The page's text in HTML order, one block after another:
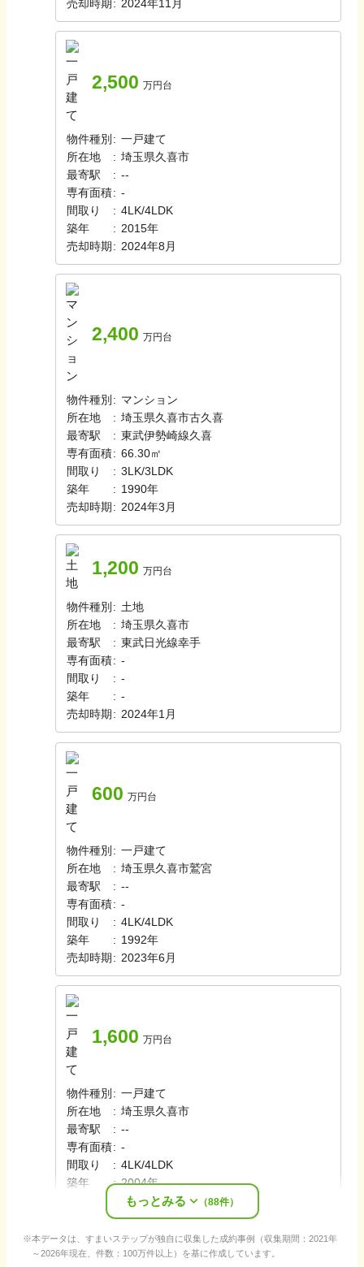
売却時期 : 2024年11月
2,500 万円台
物件種別 : 一戸建て
所在地
: 埼玉県久喜市
最寄駅
: --
専有面積: -
間取り
: 4LK/4LDK
築年
: 2015年
売却時期 : 2024年8月
2,400 万円台
物件種別 : マンション
所在地
: 埼玉県久喜市古久喜
最寄駅
: 東武伊勢崎線久喜
専有面積: 66.30㎡
間取り
: 3LK/3LDK
築年
: 1990年
売却時期 : 2024年3月
1,200 万円台
物件種別 : 土地
所在地
: 埼玉県久喜市
最寄駅
: 東武日光線幸手
専有面積: -
間取り
: -
築年
: -
売却時期 : 2024年1月
600 万円台
物件種別 : 一戸建て
所在地
: 埼玉県久喜市鷲宮
最寄駅
: --
専有面積: -
間取り
: 4LK/4LDK
築年
: 1992年
売却時期 : 2023年6月
1,600 万円台
物件種別 : 一戸建て
所在地
: 埼玉県久喜市
最寄駅
: --
専有面積: -
間取り
: 4LK/4LDK
築年
: 2004年
2023年4月
もっとみる （88件）
本データは、すまいステップが独自に収集した成約事例（収集期間：2021年
～2026年現在、件数：100万件以上）を基に作成しています。